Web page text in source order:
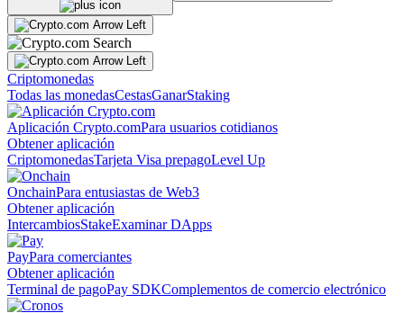
Criptomonedas
Todas las monedasCestasGanarStaking
Aplicación Crypto.comPara usuarios cotidianos
Obtener aplicación
CriptomonedasTarjeta Visa prepagoLevel Up
OnchainPara entusiastas de Web3
Obtener aplicación
IntercambiosStakeExaminar DApps
PayPara comerciantes
Obtener aplicación
Terminal de pagoPay SDKComplementos de comercio electrónico